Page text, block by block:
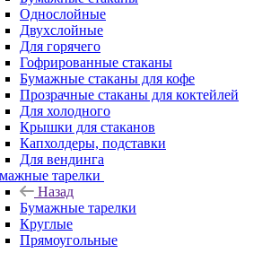
Однослойные
Двухслойные
Для горячего
Гофрированные стаканы
Бумажные стаканы для кофе
Прозрачные стаканы для коктейлей
Для холодного
Крышки для стаканов
Капхолдеры, подставки
Для вендинга
тарелки
Назад
Бумажные тарелки
Круглые
Прямоугольные